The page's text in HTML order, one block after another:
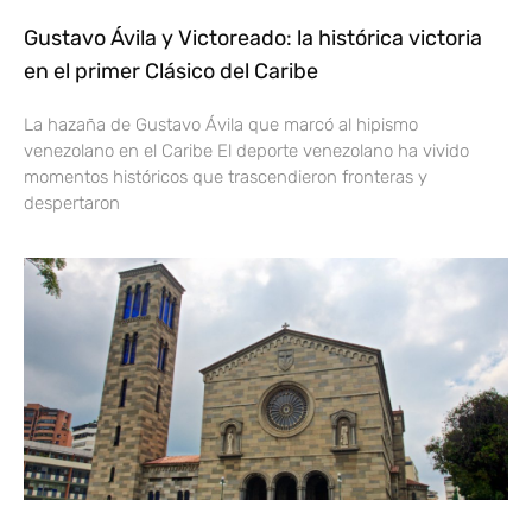
Gustavo Ávila y Victoreado: la histórica victoria
en el primer Clásico del Caribe
La hazaña de Gustavo Ávila que marcó al hipismo
venezolano en el Caribe El deporte venezolano ha vivido
momentos históricos que trascendieron fronteras y
despertaron